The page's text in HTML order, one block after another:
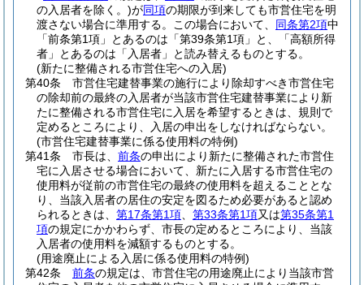
の入居者を除く。)が同項の期限が到来しても市営住宅を明
渡さない場合に準用する。
この場合において、 同条第2項中
「前条第1項」とあるのは「第39条第1項」と、「高額所得
者」とあるのは「入居者」と読み替えるものとする。
(新たに整備される市営住宅への入居)
第40条
市営住宅建替事業の施行により除却すべき市営住宅
の除却前の最終の入居者が当該市営住宅建替事業により新
たに整備される市営住宅に入居を希望するときは、規則で
定めるところにより、入居の申出をしなければならない。
(市営住宅建替事業に係る使用料の特例)
第41条
市長は、 前条の申出により新たに整備された市営住
宅に入居させる場合において、新たに入居する市営住宅の
使用料が従前の市営住宅の最終の使用料を超えることとな
り、当該入居者の居住の安定を図るため必要があると認め
られるときは、 第17条第1項 第33条第1項又は第35条第1
項の規定にかかわらず、市長の定めるところにより、当該
入居者の使用料を減額するものとする。
(用途廃止による入居に係る使用料の特例)
第42条
前条の規定は、市営住宅の用途廃止により当該市営